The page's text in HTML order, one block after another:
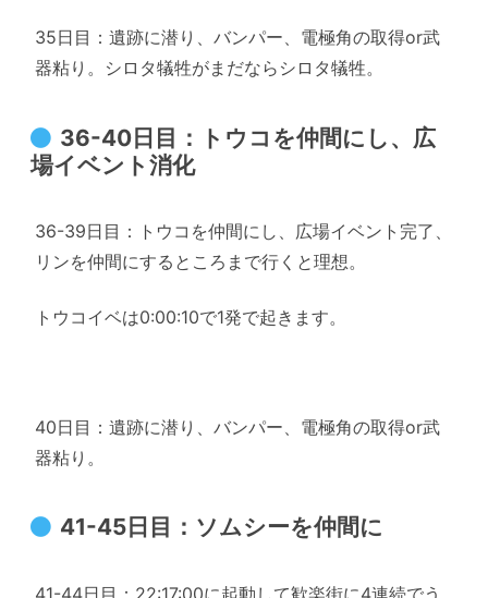
35日目：遺跡に潜り、バンパー、電極角の取得or武
器粘り。シロタ犠牲がまだならシロタ犠牲。
36-40日目：トウコを仲間にし、広
場イベント消化
36-39日目：トウコを仲間にし、広場イベント完了、
リンを仲間にするところまで行くと理想。
トウコイベは0:00:10で1発で起きます。
40日目：遺跡に潜り、バンパー、電極角の取得or武
器粘り。
41-45日目：ソムシーを仲間に
41-44日目：22:17:00に起動して歓楽街に4連続でう